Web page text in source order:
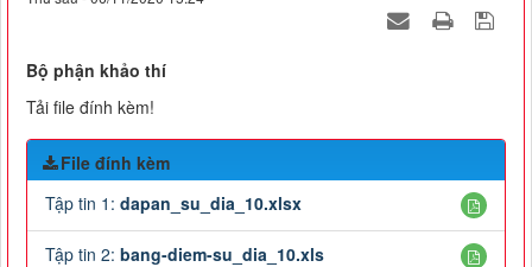
Bộ phận khảo thí
Tải file đính kèm!
File đính kèm
Tập tin 1: dapan_su_dia_10.xlsx
Tập tin 2: bang-diem-su_dia_10.xls